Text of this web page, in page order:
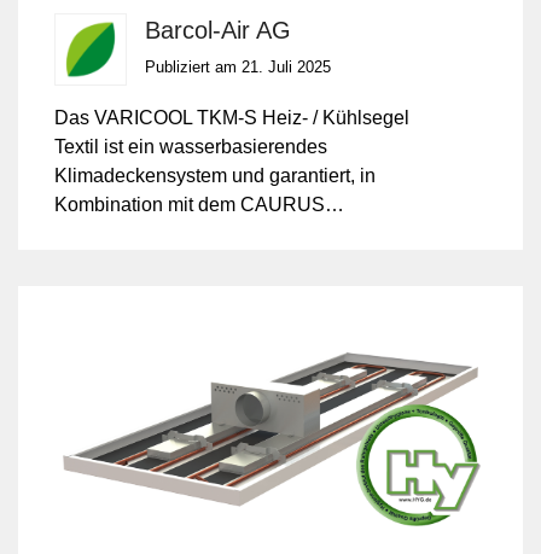
Barcol-Air AG
Publiziert am 21. Juli 2025
Das VARICOOL TKM-S Heiz- / Kühlsegel
Textil ist ein wasserbasierendes
Klimadeckensystem und garantiert, in
Kombination mit dem CAURUS